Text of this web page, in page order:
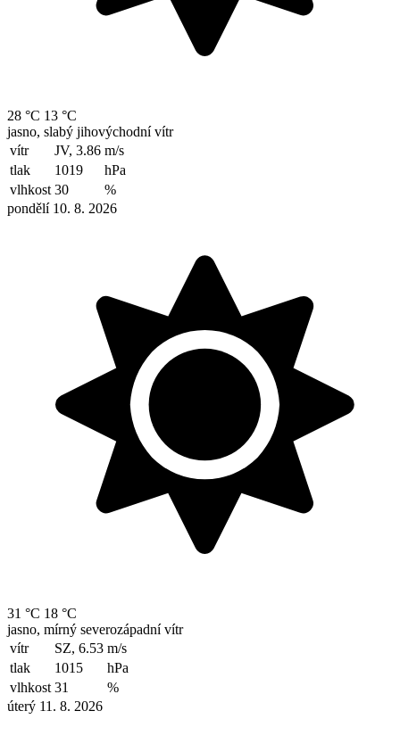
28 °C 13 °C
jasno, slabý jihovýchodní vítr
vítr
JV, 3.86 m/s
tlak
1019
hPa
vlhkost 30
%
pondělí 10. 8. 2026
31 °C 18 °C
jasno, mírný severozápadní vítr
vítr
SZ, 6.53 m/s
tlak
1015
hPa
vlhkost 31
%
úterý 11. 8. 2026